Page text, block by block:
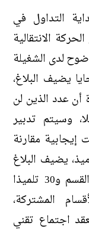
التداول في
الانتقالية
لدى الشغيلة
يضيف البلاغ،
أن عدد الذين لن
وسيتم تدبير
إيجابية مقارنة
يضيف البلاغ
سيتقلص إلى أقل من 44 تلميذا في القسم و30 تلميذا
المشتركة،
اجتماع تقني